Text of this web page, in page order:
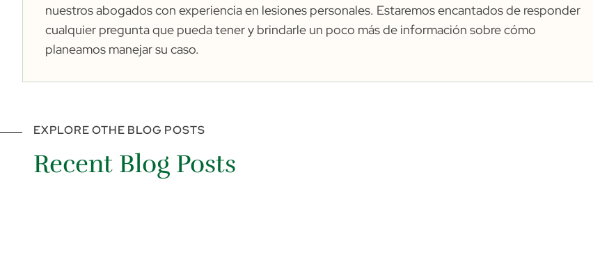
nuestros abogados con experiencia en lesiones personales. Estaremos encantados de responder
cualquier pregunta que pueda tener y brindarle un poco más de información sobre cómo
planeamos manejar su caso.
EXPLORE OTHE BLOG POSTS
Recent Blog Posts